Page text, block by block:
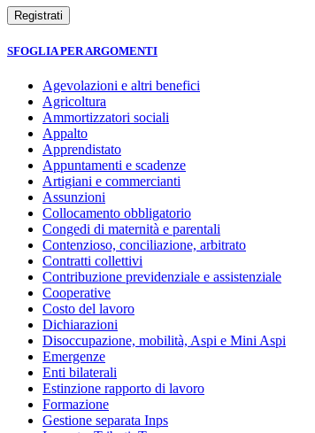
SFOGLIA PER ARGOMENTI
Agevolazioni e altri benefici
Agricoltura
Ammortizzatori sociali
Appalto
Apprendistato
Appuntamenti e scadenze
Artigiani e commercianti
Assunzioni
Collocamento obbligatorio
Congedi di maternità e parentali
Contenzioso, conciliazione, arbitrato
Contratti collettivi
Contribuzione previdenziale e assistenziale
Cooperative
Costo del lavoro
Dichiarazioni
Disoccupazione, mobilità, Aspi e Mini Aspi
Emergenze
Enti bilaterali
Estinzione rapporto di lavoro
Formazione
Gestione separata Inps